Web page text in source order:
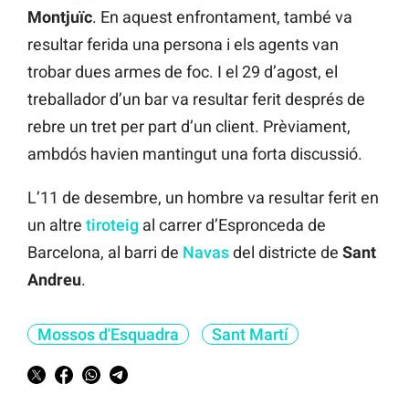
Montjuïc. En aquest enfrontament, també va
resultar ferida una persona i els agents van
trobar dues armes de foc. I el 29 d’agost, el
treballador d’un bar va resultar ferit després de
rebre un tret per part d’un client. Prèviament,
ambdós havien mantingut una forta discussió.
L’11 de desembre, un hombre va resultar ferit en
un altre tiroteig al carrer d’Espronceda de
Barcelona, al barri de Navasdel districte de Sant
Andreu.
Mossos d'Esquadra Sant Martí